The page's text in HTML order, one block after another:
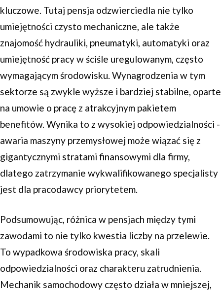
kluczowe. Tutaj pensja odzwierciedla nie tylko
umiejętności czysto mechaniczne, ale także
znajomość hydrauliki, pneumatyki, automatyki oraz
umiejętność pracy w ściśle uregulowanym, często
wymagającym środowisku. Wynagrodzenia w tym
sektorze są zwykle wyższe i bardziej stabilne, oparte
na umowie o pracę z atrakcyjnym pakietem
benefitów. Wynika to z wysokiej odpowiedzialności -
awaria maszyny przemysłowej może wiązać się z
gigantycznymi stratami finansowymi dla firmy,
dlatego zatrzymanie wykwalifikowanego specjalisty
jest dla pracodawcy priorytetem.
Podsumowując, różnica w pensjach między tymi
zawodami to nie tylko kwestia liczby na przelewie.
To wypadkowa środowiska pracy, skali
odpowiedzialności oraz charakteru zatrudnienia.
Mechanik samochodowy często działa w mniejszej,